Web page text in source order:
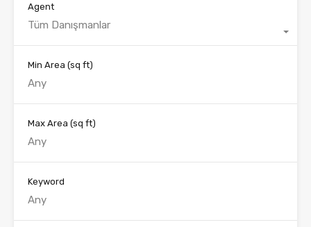
Agent
Tüm Danışmanlar
Min Area (sq ft)
Max Area (sq ft)
Keyword